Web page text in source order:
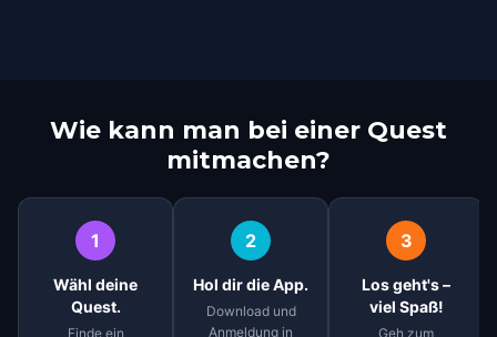
Wie kann man bei einer Quest
mitmachen?
1
Wähl deine
Quest.
Finde ein
2
Hol dir die App.
Download und
Anmeldung in
3
Los geht's –
viel Spaß!
Geh zum